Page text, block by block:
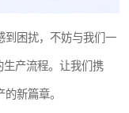
到困扰，不妨与我们一
生产流程。让我们携
新篇章。